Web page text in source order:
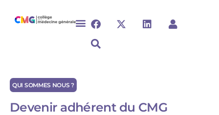
QUI SOMMES NOUS ?
Devenir adhérent du CMG